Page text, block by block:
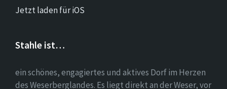
Jetzt laden für iOS
Stahle ist…
ein schönes, engagiertes und aktives Dorf im Herzen
des Weserberglandes. Es liegt direkt an der Weser, vor